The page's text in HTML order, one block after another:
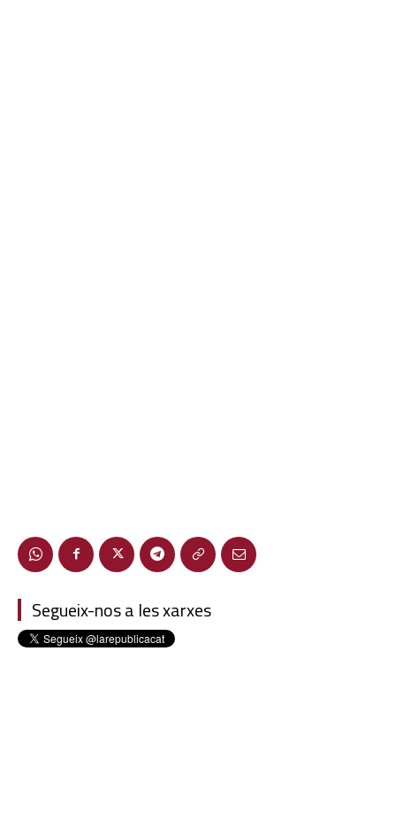
Segueix-nos a les xarxes